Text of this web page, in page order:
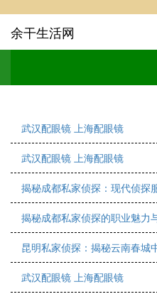
余干生活网
武汉配眼镜 上海配眼镜
武汉配眼镜 上海配眼镜
揭秘成都私家侦探：现代侦探
揭秘成都私家侦探的职业魅力
昆明私家侦探：揭秘云南春城
武汉配眼镜 上海配眼镜